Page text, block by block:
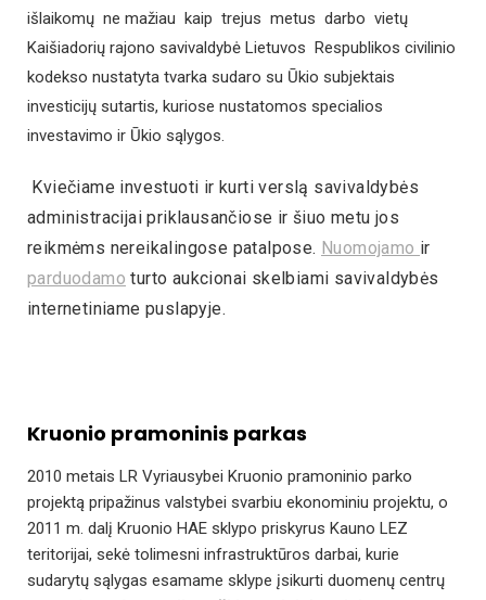
išlaikomų ne mažiau kaip trejus metus darbo vietų
Kaišiadorių rajono savivaldybė Lietuvos Respublikos civilinio
kodekso nustatyta tvarka sudaro su Ūkio subjektais
investicijų sutartis, kuriose nustatomos specialios
investavimo ir Ūkio sąlygos.
Kviečiame investuoti ir kurti verslą savivaldybės
administracijai priklausančiose ir šiuo metu jos
reikmėms nereikalingose patalpose. Nuomojamo ir
parduodamo turto aukcionai skelbiami savivaldybės
internetiniame puslapyje.
Kruonio pramoninis parkas
2010 metais LR Vyriausybei Kruonio pramoninio parko
projektą pripažinus valstybei svarbiu ekonominiu projektu, o
2011 m. dalį Kruonio HAE sklypo priskyrus Kauno LEZ
teritorijai, sekė tolimesni infrastruktūros darbai, kurie
sudarytų sąlygas esamame sklype įsikurti duomenų centrų